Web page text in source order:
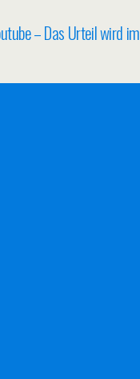
– Das Urteil wird im